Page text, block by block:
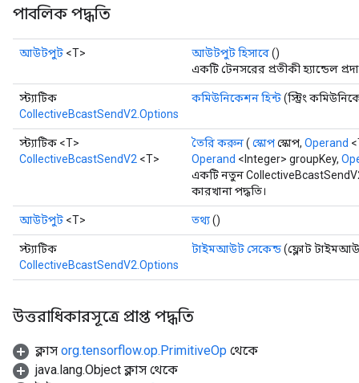
পাবলিক পদ্ধতি
আউটপুট <T> আউটপুট হিসাবে()
একটি টেনসরের প্রতীকী হ্যান্ডেল
স্ট্যাটিক
CollectiveBcastSendV2.Options
কমিউনিকেশন হিন্ট(স্ট্রিং
স্ট্যাটিক <T>
CollectiveBcastSendV2 <T>
তৈরি করুন( স্কোপস্কোপ, Operand
Operand <Integer> groupKey,
একটি নতুন
কারখানা পদ্ধতি।
আউটপুট <T> তথ্য()
স্ট্যাটিক
CollectiveBcastSendV2.Options
টাইমআউট সেকেন্ড(ফ্লোট
উত্তরাধিকারসূত্রে প্রাপ্ত পদ্ধতি
ক্লাস org.tensorflow.op.PrimitiveOp থেকে
java.lang.Object ক্লাস থেকে